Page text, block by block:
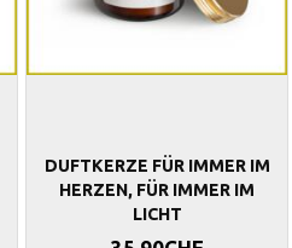
DUFTKERZE FÜR IMMER IM
HERZEN, FÜR IMMER IM
LICHT